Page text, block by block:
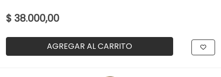
$ 38.000,00
AGREGAR AL CARRITO